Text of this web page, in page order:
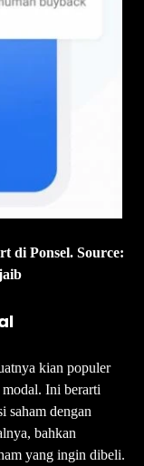
di Ponsel. Source:
kian populer
Ini berarti
saham dengan
bahkan
yang ingin dibeli.